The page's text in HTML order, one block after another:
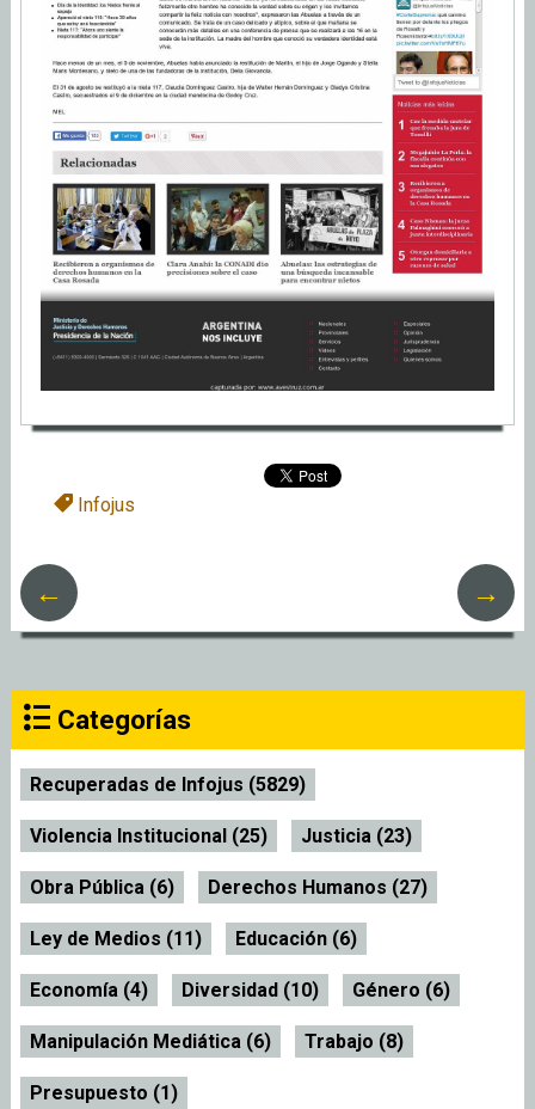
Infojus
→
←
Categorías
Recuperadas de Infojus (5829)
Violencia Institucional (25) Justicia (23)
Obra Pública (6) Derechos Humanos (27)
Ley de Medios (11) Educación (6)
Economía (4) Diversidad (10) Género (6)
Manipulación Mediática (6) Trabajo (8)
Presupuesto (1)